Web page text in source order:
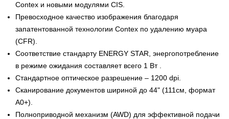
Contex и новыми модулями CIS.
Превосходное качество изображения благодаря
запатентованной технологии Contex по удалению муара
(CFR).
Соответствие стандарту ENERGY STAR, энергопотребление
в режиме ожидания составляет всего 1 Вт .
Стандартное оптическое разрешение – 1200 dpi.
Сканирование документов шириной до 44" (111см, формат
А0+).
Полноприводной механизм (AWD) для эффективной подачи